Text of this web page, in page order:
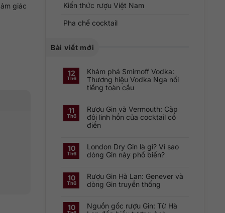
giác
Kiến thức rượu Việt Nam
Pha chế cocktail
Bài viết mới
12
Th6
Khám phá Smirnoff Vodka:
Thương hiệu Vodka Nga nổi
tiếng toàn cầu
bình
luận
ở
Khám
phá
Thương
hiệu
Vodka
tiếng
toàn
cầu
11
Th6
Rượu Gin và Vermouth: Cặp
đôi linh hồn của cocktail cổ
điển
bình
luận
ở
Vermouth:
Cặp
của
cocktail
10
Th6
London Dry Gin là gì? Vì sao
dòng Gin này phổ biến?
bình
luận
ở
là
10
Th6
Rượu Gin Hà Lan: Genever và
dòng Gin truyền thống
bình
luận
10
Nguồn gốc rượu Gin: Từ Hà